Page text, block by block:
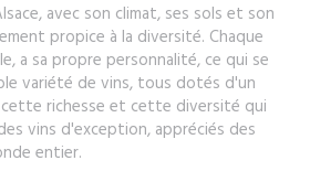
avec son climat, ses sols et son
propice à la diversité. Chaque
a sa propre personnalité, ce qui se
variété de vins, tous dotés d'un
richesse et cette diversité qui
vins d'exception, appréciés des
entier.